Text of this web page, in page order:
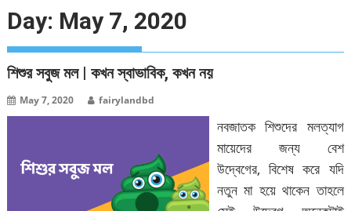
Day: May 7, 2020
শিশুর সবুজ মল | কখন স্বাভাবিক, কখন নয়
May 7, 2020 fairylandbd
নবজাতক শিশুদের মলত্যাগ
মায়েদের জন্য বেশ
উদ্বেগের, বিশেষ করে যদি
নতুন মা হয়ে থাকেন তাহলে